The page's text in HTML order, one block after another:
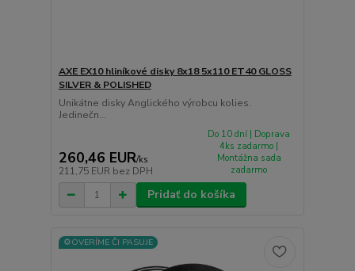
AXE EX10 hliníkové disky 8x18 5x110 ET40 GLOSS
SILVER & POLISHED
Unikátne disky Anglického výrobcu kolies.
Jedinečn...
260,46 EUR/ks
211,75 EUR bez DPH
Do 10 dní | Doprava
4ks zadarmo |
Montážna sada
zadarmo
Pridať do košíka
⚙️OVERÍME ČI PASUJE